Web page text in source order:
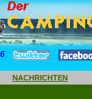
NACHRICHTEN